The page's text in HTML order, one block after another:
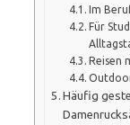
Im
Für
Reisen
Häufig